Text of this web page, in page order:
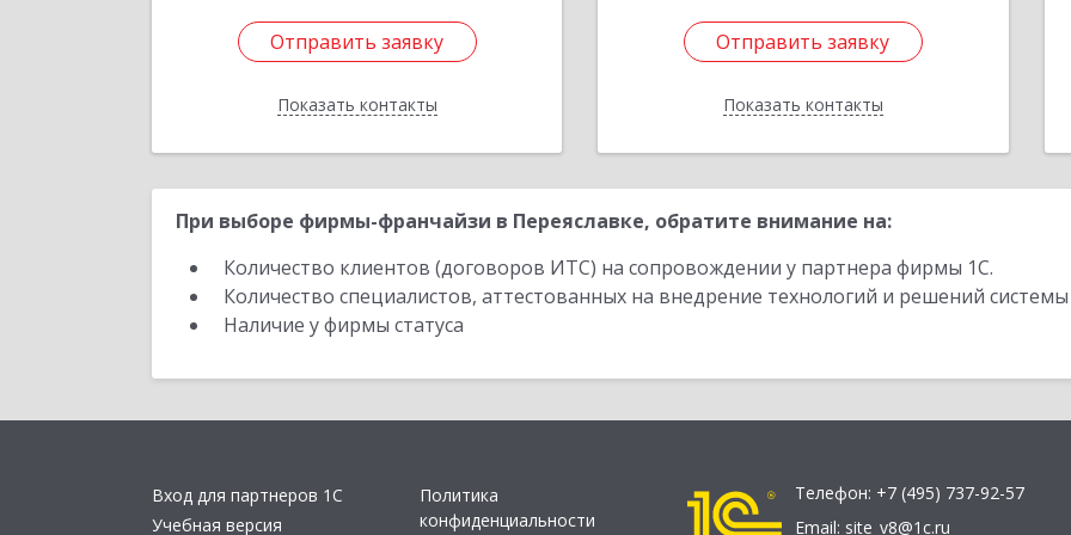
Отправить заявку
Показать контакты
Отправить заявку
Назад
Отправить заявку
Показать контакты
Отправить заявку
Назад
При выборе фирмы-франчайзи в Переяславке, обратите внимание на:
Количество клиентов (договоров ИТС) на сопровождении у партнера фирмы 1С.
Количество специалистов, аттестованных на внедрение технологий и решений
Наличие у фирмы статуса
Вход для партнеров 1С
Учебная версия
Политика
конфиденциальности
Телефон: +7 (495) 737-92-57
Email: site_v8@1c.ru